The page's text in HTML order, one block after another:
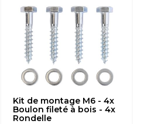
Kit de montage M6 - 4x
Boulon fileté à bois - 4x
Rondelle